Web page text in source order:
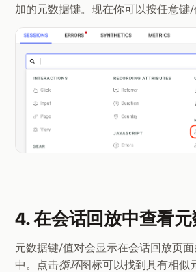
加的元数据键。现在你可以按任意键/
4. 在会话回放中查看
元数据键/值对会显示在会话回放页
中。点击循环图标可以找到具有相似